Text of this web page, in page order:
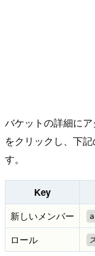
バケットの詳細に
をクリックし、下
す。
Key
新しいメンバー
ロール